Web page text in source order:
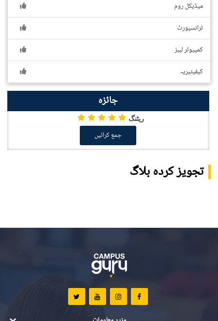
میڈیکل روم
ٹرانسپورٹ
کمپیوٹر لیبز
کیفیٹیریہ
جائزہ
ریٹنگ
جمع کرائیں
تجویز کردہ بلاگ